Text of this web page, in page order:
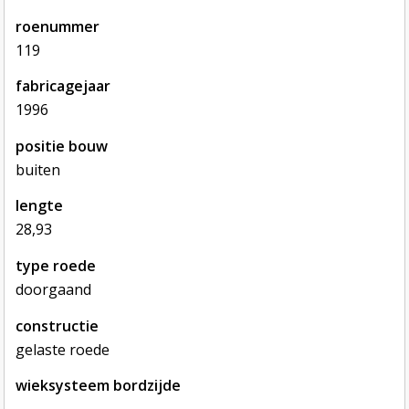
roenummer
119
fabricagejaar
1996
positie bouw
buiten
lengte
28,93
type roede
doorgaand
constructie
gelaste roede
wieksysteem bordzijde